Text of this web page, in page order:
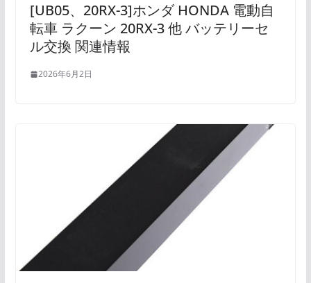
[UB05、20RX-3]ホンダ HONDA 電動自
転車 ラクーン 20RX-3 他 バッテリーセ
ル交換 関連情報
2026年6月2日